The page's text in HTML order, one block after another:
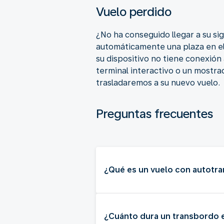
Vuelo perdido
¿No ha conseguido llegar a su
automáticamente una plaza en
su dispositivo no tiene
terminal interactivo o un
trasladaremos a su nuevo vuelo.
Preguntas frecuentes
¿Qué es un vuelo con
¿Cuánto dura un transbordo